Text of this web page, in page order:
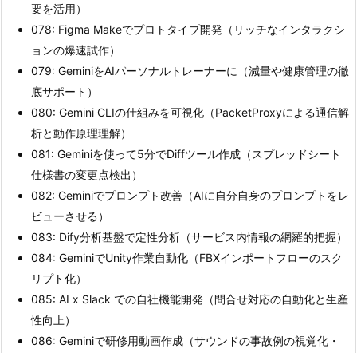
要を活用）
078: Figma Makeでプロトタイプ開発（リッチなインタラクシ
ョンの爆速試作）
079: GeminiをAIパーソナルトレーナーに（減量や健康管理の徹
底サポート）
080: Gemini CLIの仕組みを可視化（PacketProxyによる通信解
析と動作原理理解）
081: Geminiを使って5分でDiffツール作成（スプレッドシート
仕様書の変更点検出）
082: Geminiでプロンプト改善（AIに自分自身のプロンプトをレ
ビューさせる）
083: Dify分析基盤で定性分析（サービス内情報の網羅的把握）
084: GeminiでUnity作業自動化（FBXインポートフローのスク
リプト化）
085: AI x Slack での自社機能開発（問合せ対応の自動化と生産
性向上）
086: Geminiで研修用動画作成（サウンドの事故例の視覚化・